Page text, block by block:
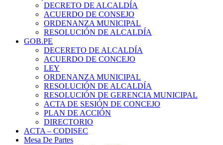
DECRETO DE ALCALDÍA
ACUERDO DE CONSEJO
ORDENANZA MUNICIPAL
RESOLUCIÓN DE ALCALDÍA
GOB.PE
DECERETO DE ALCALDÍA
ACUERDO DE CONCEJO
LEY
ORDENANZA MUNICIPAL
RESOLUCIÓN DE ALCALDÍA
RESOLUCIÓN DE GERENCIA MUNICIPAL
ACTA DE SESIÓN DE CONCEJO
PLAN DE ACCIÓN
DIRECTORIO
ACTA – CODISEC
Mesa De Partes